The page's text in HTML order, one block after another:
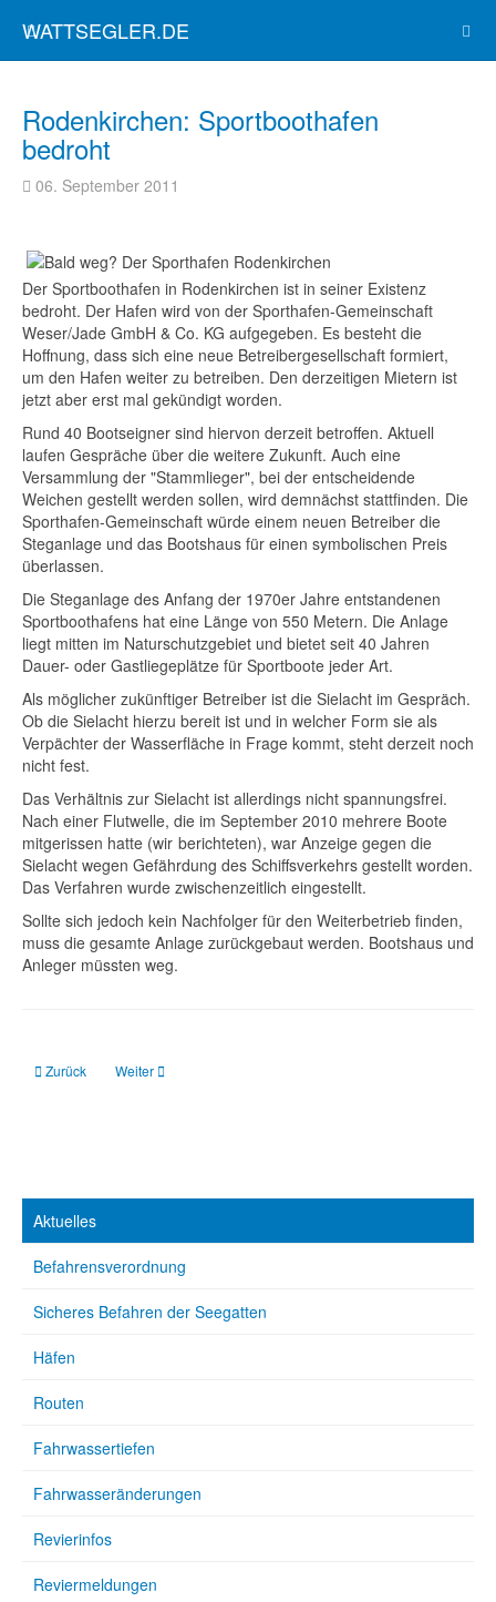
WATTSEGLER.DE
Rodenkirchen: Sportboothafen
bedroht
06. September 2011
Der Sportboothafen in Rodenkirchen ist in seiner Existenz
bedroht. Der Hafen wird von der Sporthafen-Gemeinschaft
Weser/Jade GmbH & Co. KG aufgegeben. Es besteht die
Hoffnung, dass sich eine neue Betreibergesellschaft formiert,
um den Hafen weiter zu betreiben. Den derzeitigen Mietern ist
jetzt aber erst mal gekündigt worden.
Rund 40 Bootseigner sind hiervon derzeit betroffen. Aktuell
laufen Gespräche über die weitere Zukunft. Auch eine
Versammlung der "Stammlieger", bei der entscheidende
Weichen gestellt werden sollen, wird demnächst stattfinden. Die
Sporthafen-Gemeinschaft würde einem neuen Betreiber die
Steganlage und das Bootshaus für einen symbolischen Preis
überlassen.
Die Steganlage des Anfang der 1970er Jahre entstandenen
Sportboothafens hat eine Länge von 550 Metern. Die Anlage
liegt mitten im Naturschutzgebiet und bietet seit 40 Jahren
Dauer- oder Gastliegeplätze für Sportboote jeder Art.
Als möglicher zukünftiger Betreiber ist die Sielacht im Gespräch.
Ob die Sielacht hierzu bereit ist und in welcher Form sie als
Verpächter der Wasserfläche in Frage kommt, steht derzeit noch
nicht fest.
Das Verhältnis zur Sielacht ist allerdings nicht spannungsfrei.
Nach einer Flutwelle, die im September 2010 mehrere Boote
mitgerissen hatte (wir berichteten), war Anzeige gegen die
Sielacht wegen Gefährdung des Schiffsverkehrs gestellt worden.
Das Verfahren wurde zwischenzeitlich eingestellt.
Sollte sich jedoch kein Nachfolger für den Weiterbetrieb finden,
muss die gesamte Anlage zurückgebaut werden. Bootshaus und
Anleger müssten weg.
Vorheriger Beitrag: Horumersiel: Schaden vergrößert sich
Zurück Nächster Beitrag: Emden: Große Seeschleuse bekommt
Weiter
Aktuelles
Befahrensverordnung
Sicheres Befahren der Seegatten
Häfen
Routen
Fahrwassertiefen
Fahrwasseränderungen
Revierinfos
Reviermeldungen